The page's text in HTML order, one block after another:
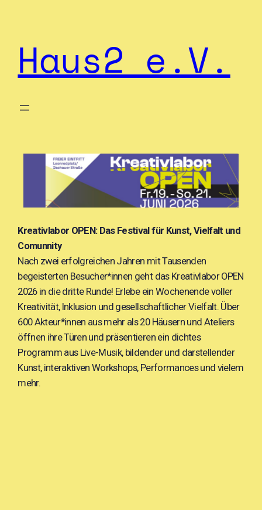
Haus2 e.V.
Kreativlabor OPEN: Das Festival für Kunst, Vielfalt und
Comunnity
Nach zwei erfolgreichen Jahren mit Tausenden
begeisterten Besucher*innen geht das Kreativlabor OPEN
2026 in die dritte Runde! Erlebe ein Wochenende voller
Kreativität, Inklusion und gesellschaftlicher Vielfalt. Über
600 Akteur*innen aus mehr als 20 Häusern und Ateliers
öffnen ihre Türen und präsentieren ein dichtes
Programm aus Live-Musik, bildender und darstellender
Kunst, interaktiven Workshops, Performances und vielem
mehr.